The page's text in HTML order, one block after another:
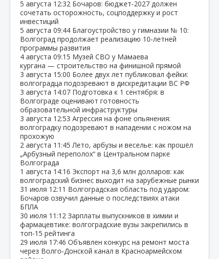
5 августа 12:32 Бочаров: бюджет‑2027 должен
сочетать осторожность, соцподдержку и рост
инвестиций
5 августа 09:44 Благоустройство у гимназии № 10:
Волгоград продолжает реализацию 10‑летней
программы развития
4 августа 09:15 Музей СВО у Мамаева
кургана — строительство на финишной прямой
3 августа 15:00 Более двух лет публиковал фейки:
волгоградца подозревают в дискредитации ВС РФ
3 августа 14:07 Подготовка к 1 сентября: в
Волгограде оценивают готовность
образовательной инфраструктуры
3 августа 12:53 Агрессия на фоне опьянения:
волгоградку подозревают в нападении с ножом на
прохожую
2 августа 11:45 Лето, арбузы и веселье: как прошёл
„Арбузный переполох“ в Центральном парке
Волгограда
1 августа 14:16 Экспорт на 3,6 млн долларов: как
волгоградский бизнес выходит на зарубежные рынки
31 июля 12:11 Волгоградская область под ударом:
Бочаров озвучил данные о последствиях атаки
БПЛА
30 июля 11:12 Зарплаты выпускников в химии и
фармацевтике: волгоградские вузы закрепились в
топ‑15 рейтинга
29 июля 17:46 Объявлен конкурс на ремонт моста
через Волго‑Донской канал в Красноармейском